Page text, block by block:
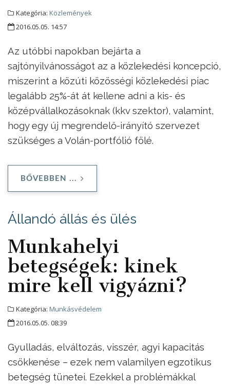
Kategória: Közlemények
2016.05.05. 14:57
Az utóbbi napokban bejárta a
sajtónyilvánosságot az a közlekedési koncepció,
miszerint a közúti közösségi közlekedési piac
legalább 25%-át át kellene adni a kis- és
középvállalkozásoknak (kkv szektor), valamint,
hogy egy új megrendelő-irányító szervezet
szükséges a Volán-portfólió fölé.
BŐVEBBEN ...
Állandó állás és ülés
Munkahelyi
betegségek: kinek
mire kell vigyázni?
Kategória: Munkásvédelem
2016.05.05. 08:39
Gyulladás, elváltozás, visszér, agyi kapacitás
csökkenése – ezek nem valamilyen egzotikus
betegség tünetei. Ezekkel a problémákkal